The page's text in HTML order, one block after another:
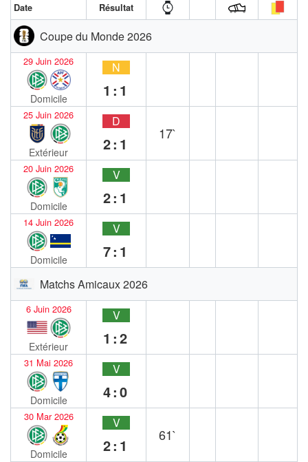
Date Résultat
Coupe du Monde 2026
29 Juin 2026
Domicile
N
1:1
25 Juin 2026
Extérieur
D
2:1
17`
20 Juin 2026
Domicile
V
2:1
14 Juin 2026
Domicile
V
7:1
Matchs Amicaux 2026
6 Juin 2026
Extérieur
V
1:2
31 Mai 2026
Domicile
V
4:0
30 Mar 2026
Domicile
V
2:1
61`